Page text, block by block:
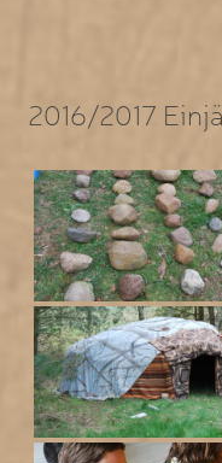
2016/2017